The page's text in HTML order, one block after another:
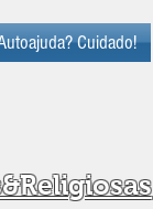
Cuidado!